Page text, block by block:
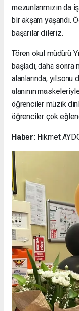
mezunlarımızın
bir akşam yaşandı.
başarılar dileriz.
Tören okul müdürü
başladı, daha
alanlarında,
alanının
öğrenciler müzik
öğrenciler çok
Haber:Hikmet